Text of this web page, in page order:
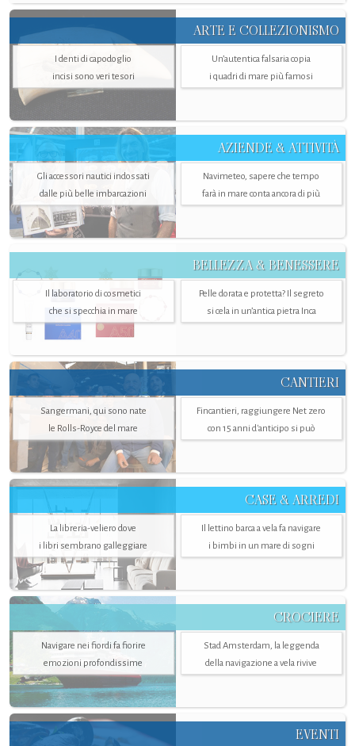
ARTE E COLLEZIONISMO
I denti di capodoglio
incisi sono veri tesori
Un’autentica falsaria copia
i quadri di mare più famosi
AZIENDE & ATTIVITÀ
Gli accessori nautici indossati
dalle più belle imbarcazioni
Navimeteo, sapere che tempo
farà in mare conta ancora di più
BELLEZZA & BENESSERE
Il laboratorio di cosmetici
che si specchia in mare
Pelle dorata e protetta? Il segreto
si cela in un’antica pietra Inca
CANTIERI
Sangermani, qui sono nate
le Rolls-Royce del mare
Fincantieri, raggiungere Net zero
con 15 anni d'anticipo si può
CASE & ARREDI
La libreria-veliero dove
i libri sembrano galleggiare
Il lettino barca a vela fa navigare
i bimbi in un mare di sogni
CROCIERE
Navigare nei fiordi fa fiorire
emozioni profondissime
Stad Amsterdam, la leggenda
della navigazione a vela rivive
EVENTI